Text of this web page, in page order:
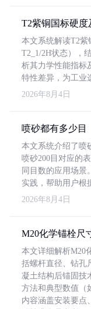
T2紫铜国标硬
本文系统解读T2紫
T2_1/2H状态），
析其力学性能指标
特性差异，为工业
2026年8月4日
喷砂都有多少目
本文系统介绍了喷
喷砂200目对应的
同目数的应用场景
实践，帮助用户根
2026年8月4日
M20化学锚栓尺
本文详细解析M20
括螺杆直径、钻孔
凝土结构后锚固技
方法和典型数值（
内容涵盖安装要点